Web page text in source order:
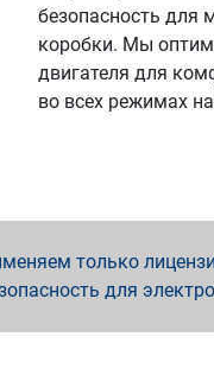
безопасность для
коробки. Мы
двигателя для
во всех режимах
только
для